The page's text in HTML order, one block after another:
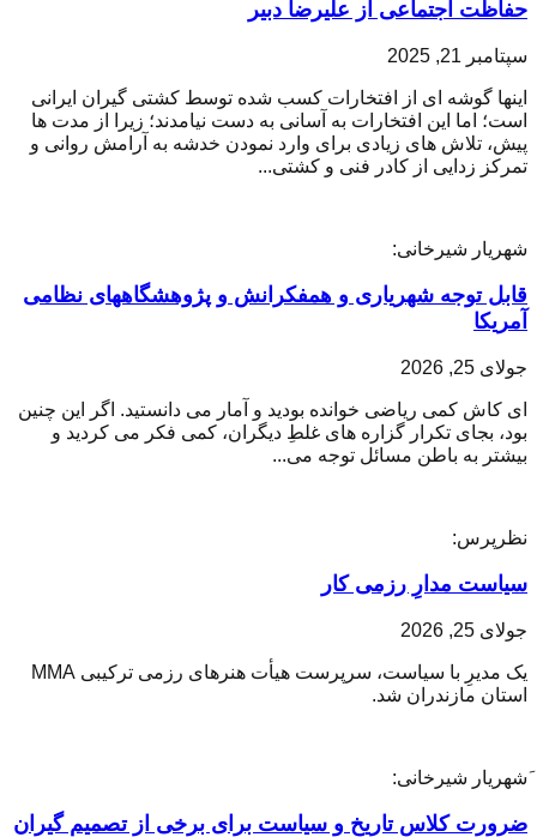
حفاظت اجتماعی از علیرضا دبیر
سپتامبر 21, 2025
اینها گوشه ای از افتخارات کسب شده توسط کشتی گیران ایرانی
است؛ اما این افتخارات به آسانی به دست نیامدند؛ زیرا از مدت ها
پیش، تلاش های زیادی برای وارد نمودن خدشه به آرامش روانی و
تمرکز زدایی از کادر فنی و کشتی...
شهریار شیرخانی:
قابل توجه شهریاری و همفکرانش و پژوهشگاههای نظامی
آمریکا
جولای 25, 2026
ای کاش کمی ریاضی خوانده بودید و آمار می دانستید. اگر این چنین
بود، بجای تکرار گزاره های غلطِ دیگران، کمی فکر می کردید و
بیشتر به باطن مسائل توجه می...
نظرپرس:
سیاست مدارِ رزمی کار
جولای 25, 2026
یک مدیرِ با سیاست، سرپرست هیأت هنرهای رزمی ترکیبی MMA
استان مازندران شد.
َشهریار شیرخانی:
ضرورت کلاس تاریخ و سیاست برای برخی از تصمیم گیران